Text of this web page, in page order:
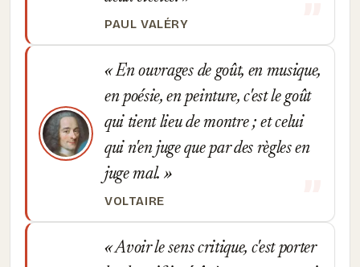
PAUL VALÉRY
En ouvrages de goût, en musique,
en poésie, en peinture, c'est le goût
qui tient lieu de montre ; et celui
qui n'en juge que par des règles en
juge mal.
VOLTAIRE
Avoir le sens critique, c'est porter